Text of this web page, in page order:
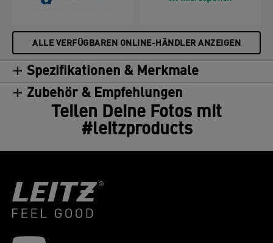
ALLE VERFÜGBAREN ONLINE-HÄNDLER ANZEIGEN
Spezifikationen & Merkmale
Zubehör & Empfehlungen
Teilen Deine Fotos mit
#leitzproducts